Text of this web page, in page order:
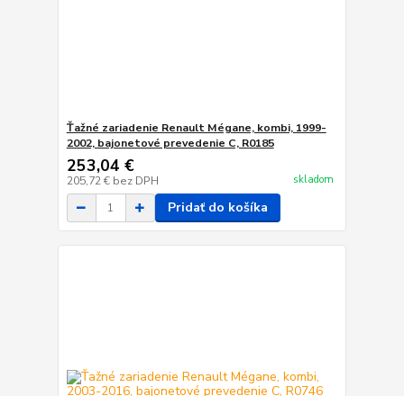
Ťažné zariadenie Renault Mégane, kombi, 1999-
2002, bajonetové prevedenie C, R0185
253,04 €
205,72 € bez DPH skladom
Pridať do košíka